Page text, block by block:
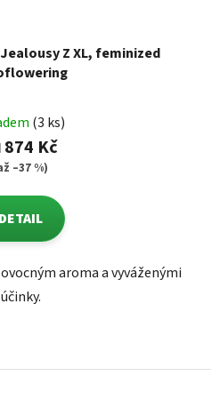
Z XL, feminized
(3 ks)
874 Kč
–37 %)
DETAIL
aroma a vyváženými
účinky.